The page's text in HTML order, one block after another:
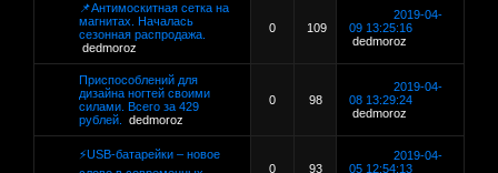
📌Антимоскитная сетка на
магнитах. Началась
сезонная распродажа.
dedmoroz
0 109
2019-04-
09 13:25:16
dedmoroz
Приспособлений для
дизайна ногтей своими
силами. Всего за 429
рублей.
dedmoroz
0 98
2019-04-
08 13:29:24
dedmoroz
⚡USB-батарейки – новое
0 93
2019-04-
05 12:54:13